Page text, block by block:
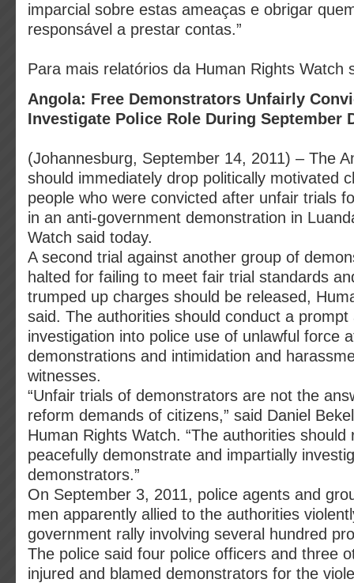
imparcial sobre estas ameaças e obrigar
responsável a prestar contas.”
Para mais relatórios da Human Rights Watch
Angola: Free Demonstrators Unfairly
Investigate Police Role During September
(Johannesburg, September 14, 2011) – The
should immediately drop politically motivated
people who were convicted after unfair trials
in an anti-government demonstration in
Watch said today.
A second trial against another group of
halted for failing to meet fair trial standards
trumped up charges should be released,
said. The authorities should conduct a prompt
investigation into police use of unlawful force
demonstrations and intimidation and
witnesses.
“Unfair trials of demonstrators are not the
reform demands of citizens,” said Daniel
Human Rights Watch. “The authorities
peacefully demonstrate and impartially
demonstrators.”
On September 3, 2011, police agents and
men apparently allied to the authorities
government rally involving several hundred
The police said four police officers and three
injured and blamed demonstrators for the